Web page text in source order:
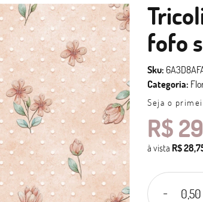
fofo
Sku:
Categoria:
Seja o
R$
à vista R$